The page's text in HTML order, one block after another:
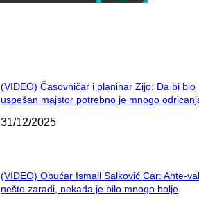
(VIDEO) Časovničar i planinar Zijo: Da bi bio
uspešan majstor potrebno je mnogo
31/12/2025
(VIDEO) Obućar Ismail Salković Car: Ahte-
nešto zaradi, nekada je bilo mnogo bolje